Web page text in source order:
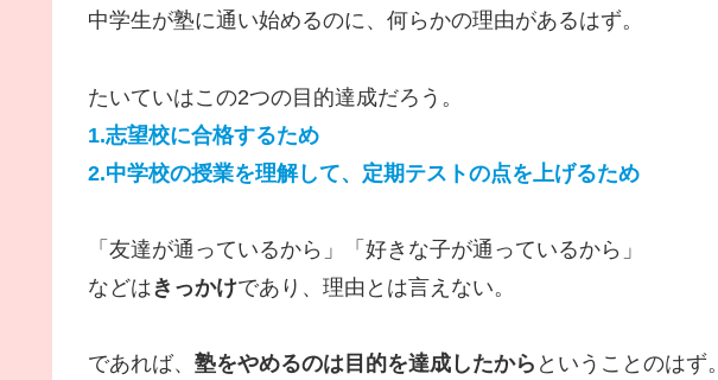
中学生が塾に通い始めるのに、何らかの理由があるはず。
たいていはこの2つの目的達成だろう。
1.志望校に合格するため
2.中学校の授業を理解して、定期テストの点を上げるため
「友達が通っているから」「好きな子が通っているから」
などはきっかけであり、理由とは言えない。
であれば、 塾をやめるのは目的を達成したから ということのはず。